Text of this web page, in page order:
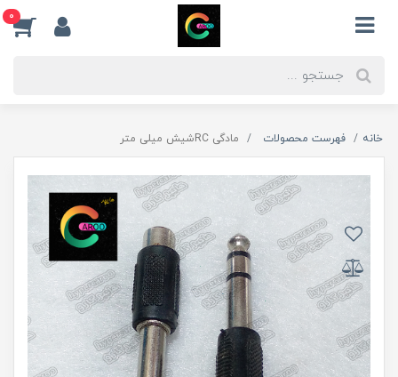
0
خانه فهرست محصولات مادگی RCشیش میلی متر